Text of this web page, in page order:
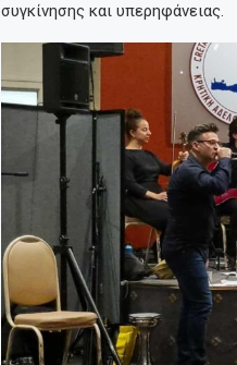
συγκίνησης και υπερηφάνειας.